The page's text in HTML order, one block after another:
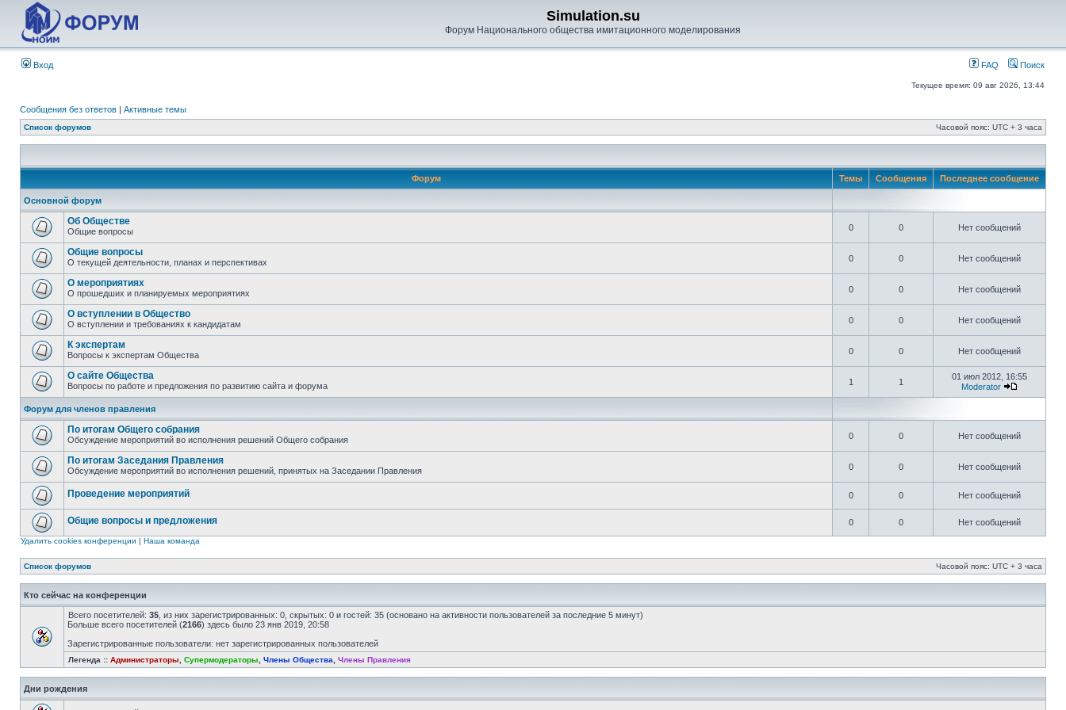
Simulation.su
Форум Национального общества имитационного моделирования
Вход FAQ Поиск
Текущее время: 09 авг 2026, 13:44
Сообщения без ответов | Активные темы
Список форумов Часовой пояс: UTC + 3 часа
Форум Темы Сообщения Последнее сообщение
Основной форум
Об Обществе
Общие вопросы 0 0 Нет сообщений
Общие вопросы
О текущей деятельности, планах и перспективах 0 0 Нет сообщений
О мероприятиях
О прошедших и планируемых мероприятиях 0 0 Нет сообщений
О вступлении в Общество
О вступлении и требованиях к кандидатам 0 0 Нет сообщений
К экспертам
Вопросы к экспертам Общества 0 0 Нет сообщений
О сайте Общества
Вопросы по работе и предложения по развитию сайта и форума 1 1
01 июл 2012, 16:55
Moderator
Форум для членов правления
По итогам Общего собрания
Обсуждение мероприятий во исполнения решений Общего собрания 0 0 Нет сообщений
По итогам Заседания Правления
Обсуждение мероприятий во исполнения решений, принятых на Заседании Правления 0 0 Нет сообщений
Проведение мероприятий 0 0 Нет сообщений
Общие вопросы и предложения 0 0 Нет сообщений
Удалить cookies конференции | Наша команда
Список форумов Часовой пояс: UTC + 3 часа
Кто сейчас на конференции
Всего посетителей: 35 , из них зарегистрированных: 0, скрытых: 0 и гостей: 35 (основано на активности пользователей за последние 5 минут)
Больше всего посетителей (2166) здесь было 23 янв 2019, 20:58
Зарегистрированные пользователи: нет зарегистрированных пользователей
Легенда :: Администраторы Супермодераторы Члены Общества Члены Правления
Дни рождения